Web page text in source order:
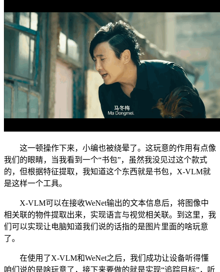
这一顿操作下来，小编也被绕晕了。这玩意的作用有点像
我们的眼睛，当我看到一个“书包”，虽然我没见过这个款式
的，但根据特征提取，我知道这个东西就是书包，X-VLM就
是这样一个工具。
X-VLM可以在接收WeNet输出的文本信息后，将图像中
相关联的物件提取出来，实现语言与视觉相关联。到这里，我
们可以实现让电脑知道我们说的话指的是图片里面的啥玩意
了。
在使用了X-VLM和WeNet之后，我们成功让设备听得懂
咱们说的是啥玩意了，接下来要做的就是实现“追踪目标”，听